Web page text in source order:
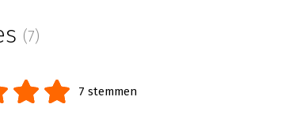
(7)
7 stemmen